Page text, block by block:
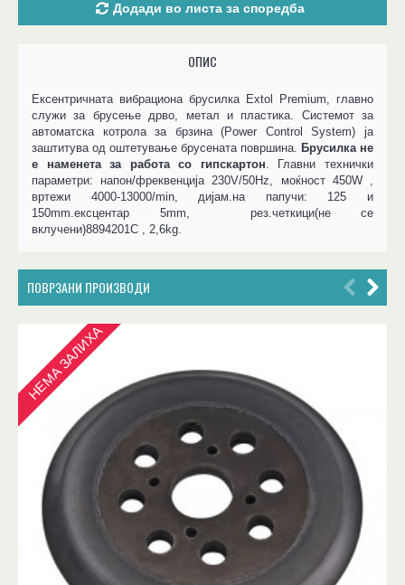
Додади во листа за споредба
ОПИС
Ексентричната вибрациона брусилка Extol Premium, главно
служи за брусење дрво, метал и пластика. Системот за
автоматска котрола за брзина (Power Control System) ја
заштитува од оштетување брусената површина. Брусилка не
е наменета за работа со гипскартон. Главни технички
параметри: напон/фреквенција 230V/50Hz, моќност 450W ,
вртежи 4000-13000/min, дијам.на папучи: 125 и
150mm.ексцентар 5mm, рез.четкици(не се
вклучени)8894201C , 2,6kg.
ПОВРЗАНИ ПРОИЗВОДИ
НЕМА ЗАЛИХА